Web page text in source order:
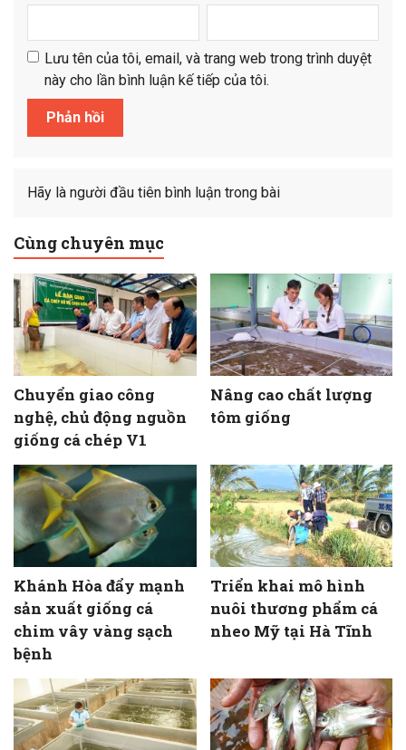
Lưu tên của tôi, email, và trang web trong trình duyệt
này cho lần bình luận kế tiếp của tôi.
Hãy là người đầu tiên bình luận trong bài
Cùng chuyên mục
Chuyển giao công
nghệ, chủ động nguồn
giống cá chép V1
Nâng cao chất lượng
tôm giống
Khánh Hòa đẩy mạnh
sản xuất giống cá
chim vây vàng sạch
bệnh
Triển khai mô hình
nuôi thương phẩm cá
nheo Mỹ tại Hà Tĩnh